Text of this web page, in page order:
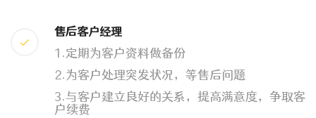
售后客户经理
1.定期为客户资料做备份
2.为客户处理突发状况，等售后问题
3.与客户建立良好的关系，提高满意度，争取客
户续费